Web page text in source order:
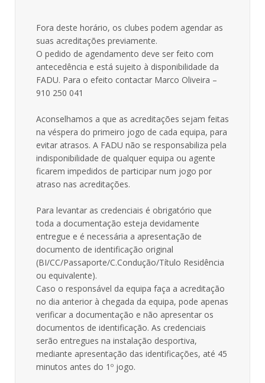
Fora deste horário, os clubes podem agendar as
suas acreditações previamente.
O pedido de agendamento deve ser feito com
antecedência e está sujeito à disponibilidade da
FADU. Para o efeito contactar Marco Oliveira –
910 250 041
Aconselhamos a que as acreditações sejam feitas
na véspera do primeiro jogo de cada equipa, para
evitar atrasos. A FADU não se responsabiliza pela
indisponibilidade de qualquer equipa ou agente
ficarem impedidos de participar num jogo por
atraso nas acreditações.
Para levantar as credenciais é obrigatório que
toda a documentação esteja devidamente
entregue e é necessária a apresentação de
documento de identificação original
(BI/CC/Passaporte/C.Condução/Título Residência
ou equivalente).
Caso o responsável da equipa faça a acreditação
no dia anterior à chegada da equipa, pode apenas
verificar a documentação e não apresentar os
documentos de identificação. As credenciais
serão entregues na instalação desportiva,
mediante apresentação das identificações, até 45
minutos antes do 1º jogo.